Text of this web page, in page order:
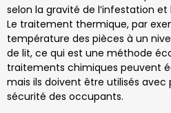
selon la gravité de l’infestation
Le traitement thermique, par
température des pièces à un
de lit, ce qui est une méthode
traitements chimiques peuvent
mais ils doivent être utilisés
sécurité des occupants.